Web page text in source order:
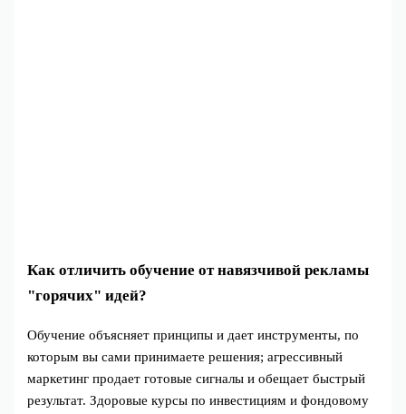
Как отличить обучение от навязчивой рекламы
"горячих" идей?
Обучение объясняет принципы и дает инструменты, по
которым вы сами принимаете решения; агрессивный
маркетинг продает готовые сигналы и обещает быстрый
результат. Здоровые курсы по инвестициям и фондовому